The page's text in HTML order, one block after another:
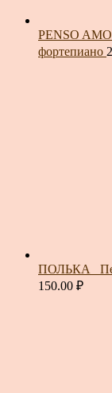
PENSO
фортепиано
ПОЛЬКА_
150.00 ₽